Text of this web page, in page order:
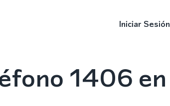
Iniciar Sesión
1406 en